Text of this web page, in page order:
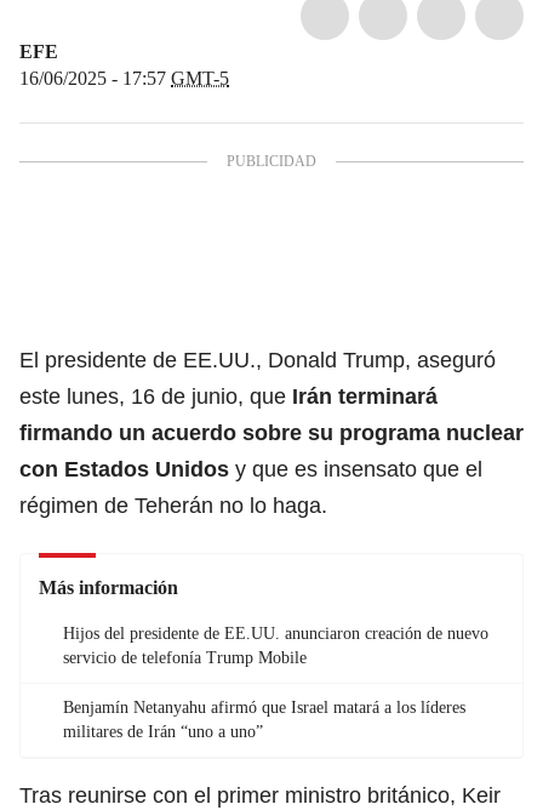
EFE
16/06/2025 - 17:57 GMT-5
El presidente de EE.UU., Donald Trump, aseguró
este lunes, 16 de junio, que Irán terminará
firmando un acuerdo sobre su programa nuclear
con Estados Unidos y que es insensato que el
régimen de Teherán no lo haga.
Más información
Hijos del presidente de EE.UU. anunciaron creación de nuevo
servicio de telefonía Trump Mobile
Benjamín Netanyahu afirmó que Israel matará a los líderes
militares de Irán “uno a uno”
Tras reunirse con el primer ministro británico, Keir